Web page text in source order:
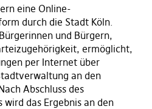
eine Online-
durch die Stadt Köln.
und Bürgern,
ermöglicht,
per Internet über
an den
Abschluss des
das Ergebnis an den